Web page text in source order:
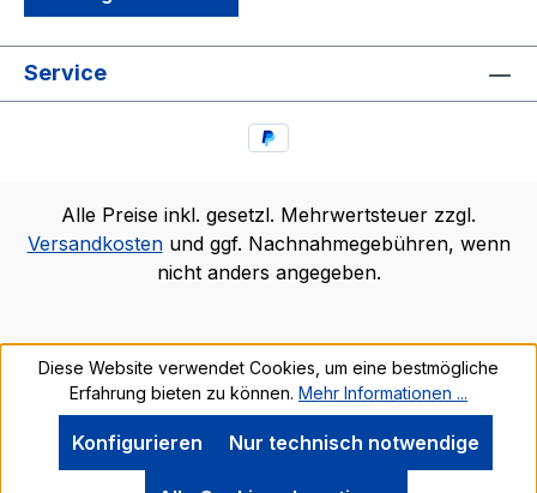
Service
Alle Preise inkl. gesetzl. Mehrwertsteuer zzgl.
Versandkostenund ggf. Nachnahmegebühren, wenn
nicht anders angegeben.
Diese Website verwendet Cookies, um eine bestmögliche
Erfahrung bieten zu können. Mehr Informationen ...
Nur technisch notwendige
Konfigurieren